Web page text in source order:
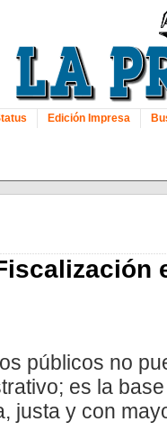
Edición Impresa
públicos no
es la
justa y con